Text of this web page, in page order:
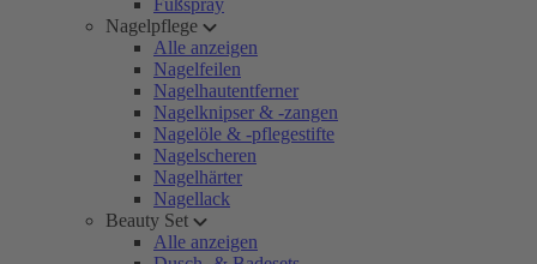
Fußspray
Nagelpflege
Alle anzeigen
Nagelfeilen
Nagelhautentferner
Nagelknipser & -zangen
Nagelöle & -pflegestifte
Nagelscheren
Nagelhärter
Nagellack
Beauty Set
Alle anzeigen